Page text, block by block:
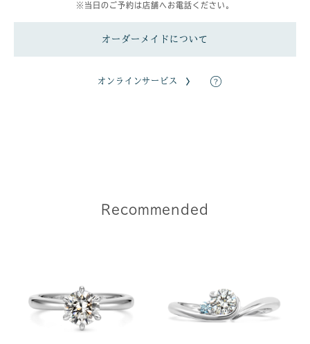
※当日のご予約は店舗へお電話ください。
オーダーメイドについて
オンラインサービス
Recommended